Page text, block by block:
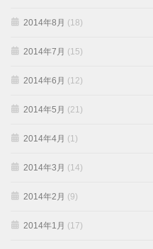
2014年8月 (18)
2014年7月 (15)
2014年6月 (12)
2014年5月 (21)
2014年4月 (1)
2014年3月 (14)
2014年2月 (9)
2014年1月 (17)